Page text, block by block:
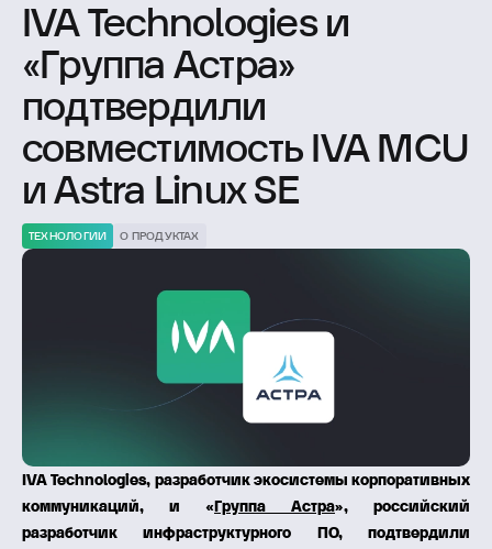
IVA Technologies и
«Группа Астра»
подтвердили
совместимость IVA MCU
и Astra Linux SE
ТЕХНОЛОГИИ О ПРОДУКТАХ
IVA Technologies, разработчик экосистемы корпоративных
коммуникаций, и « Группа Астра», российский
разработчик инфраструктурного ПО, подтвердили